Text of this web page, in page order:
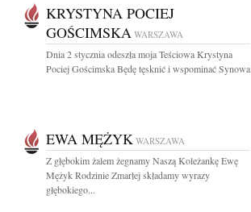
KRYSTYNA POCIEJ
GOŚCIMSKA WARSZAWA
Dnia 2 stycznia odeszła moja Teściowa Krystyna
Pociej Gościmska Będę tęsknić i wspominać Synowa
EWA MĘŻYK WARSZAWA
Z głębokim żalem żegnamy Naszą Koleżankę Ewę
Mężyk Rodzinie Zmarłej składamy wyrazy
głębokiego...